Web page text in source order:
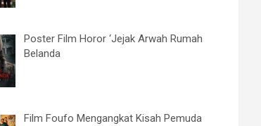
Poster Film Horor ‘Jejak Arwah Rumah
Belanda
Film Foufo Mengangkat Kisah Pemuda